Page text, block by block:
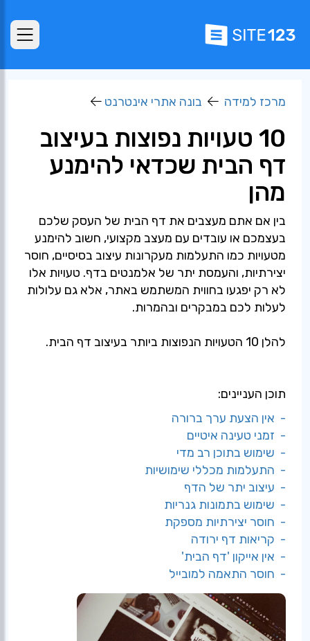
מרכז למידה בונה אתרי אינטרנט
10 טעויות נפוצות בעיצוב
דף הבית שכדאי להימנע
מהן
בין אם אתם מעצבים את דף הבית של העסק שלכם
בעצמכם או עובדים עם מעצב מקצועי, חשוב להימנע
מטעויות כמו התעלמות מעקרונות עיצוב בסיסיים, חוסר
יצירתיות, והעמסת יתר של אלמנטים בדף. טעויות אלו
לא רק יפגעו בחווית המשתמש באתר, אלא גם עלולות
לעלות לכם במבקרים ובהמרות.
להלן 10 הטעויות הנפוצות ביותר בעיצוב דף הבית.
תוכן העניינים:
- אין הצעת ערך ברורה
- זמני טעינה איטיים
- שימוש בתוכן רב מדי
- התעלמות מכללי שימושיות
- עיצוב יתר של הדף
- שימוש בתמונות גנריות
- חוסר יצירתיות מספקת
- קריאות דף ירודה
- אין אייקון 'דף הבית'
- חוסר התאמה למובייל